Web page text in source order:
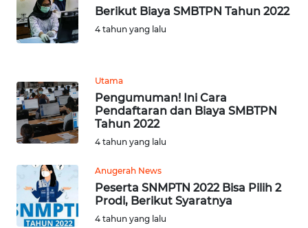
Berikut Biaya SMBTPN Tahun 2022
4 tahun yang lalu
Utama
Pengumuman! Ini Cara
Pendaftaran dan Biaya SMBTPN
Tahun 2022
4 tahun yang lalu
Anugerah News
Peserta SNMPTN 2022 Bisa Pilih 2
Prodi, Berikut Syaratnya
4 tahun yang lalu
WN
SUMBAR
SUMSEL
WN
BENGKULU
WN
LAMPUNG
WN